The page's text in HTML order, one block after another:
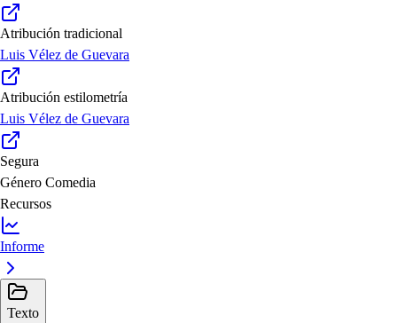
Atribución tradicional
Luis Vélez de Guevara
Atribución estilometría
Luis Vélez de Guevara
Segura
Género Comedia
Recursos
Informe
Texto